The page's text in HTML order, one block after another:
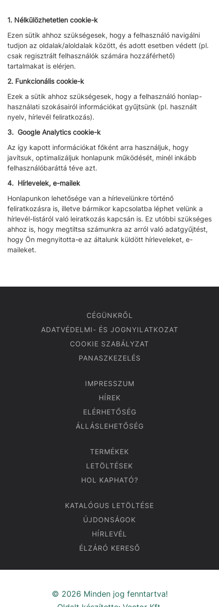
1. Nélkülözhetetlen cookie-k
Ezen sütik ahhoz szükségesek, hogy a felhasználó navigálni
tudjon az oldalak/aloldalak között, és adott esetben védett (pl.
csak regisztrált felhasználók számára hozzáférhető)
tartalmakat is elérjen.
2. Funkcionális cookie-k
Ezek a sütik ahhoz szükségesek, hogy a felhasználó honlap-
használati szokásairól információkat gyűjtsünk (pl. használt
nyelv, hírlevél feliratkozás).
3. Google Analytics cookie-k
Az így kapott információkat főként arra használjuk, hogy
javítsuk, optimalizáljuk honlapunk működését, minél inkább
felhasználóbaráttá téve azt.
4. Hírlevelek, e-mailek
Honlapunkon lehetősége van a hírlevelünkre történő
feliratkozásra is, illetve bármikor kapcsolatba léphet velünk a
hírlevél-listáról való leiratkozás kapcsán is. Ez utóbbi szükséges
ahhoz is, hogy megtiltsa számunkra az arról való adatgyűjtést,
hogy Ön megnyitotta-e az általunk küldött hírleveleket, e-
maileket.
CÉGÜNKRŐL
ADATVÉDELMI- ÉS JOGNYILATKOZAT
COOKIE SZABÁLYZAT
PANASZKEZELÉS
IMPRESSZUM
HÍREK
ELÉRHETŐSÉG
ÁLLÁSLEHETŐSÉG
TERMÉKEK
LETÖLTÉSEK
HOL KAPHATÓ?
KATALÓGUS LETÖLTÉSE
ÚJDONSÁGOK
HÍRLEVÉL
ÉLZÁRÓ KERESŐ
© 2026 Minden jog fenntartva!